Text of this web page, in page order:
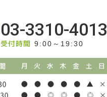
03-3310-4013
受付時間 9:00～19:30